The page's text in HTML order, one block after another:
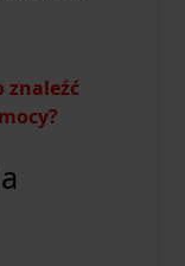
znaleźć